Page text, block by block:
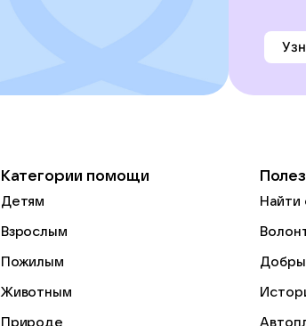
Категории помощи
Детям
Взрослым
Пожилым
Животным
Природе
Найти